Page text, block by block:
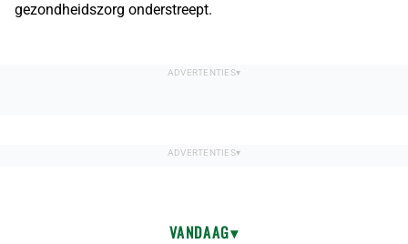
gezondheidszorg onderstreept.
VANDAAG